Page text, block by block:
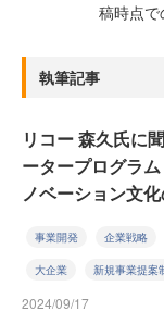
稿時点
執筆記事
リコー 森久氏に
ータープログラ
ノベーション文
事業開発 企業戦略
大企業 新規事業提案
2024/09/17